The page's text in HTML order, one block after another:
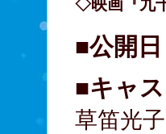
◇映画『九
■公開
■キャス
草笛光子